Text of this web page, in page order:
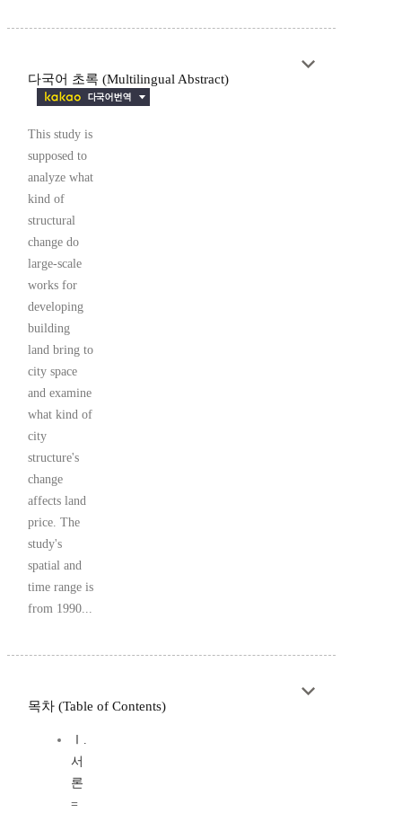
다국어 초록 (Multilingual Abstract)
This study is
supposed to
analyze what
kind of
structural
change do
large-scale
works for
developing
building
land bring to
city space
and examine
what kind of
city
structure's
change
affects land
price. The
study's
spatial and
time range is
from 1990...
목차 (Table of Contents)
Ⅰ.
서
론
=